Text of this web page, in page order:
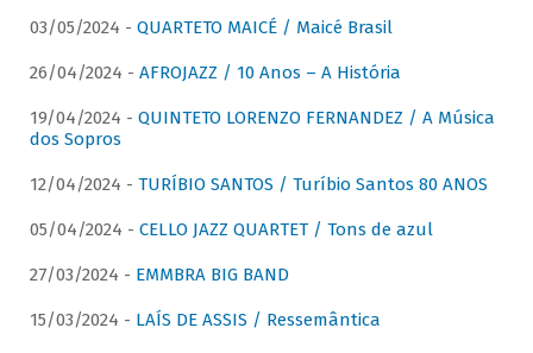
03/05/2024 - QUARTETO MAICÉ / Maicé Brasil
26/04/2024 - AFROJAZZ / 10 Anos – A História
19/04/2024 - QUINTETO LORENZO FERNANDEZ / A Música
dos Sopros
12/04/2024 - TURÍBIO SANTOS / Turíbio Santos 80 ANOS
05/04/2024 - CELLO JAZZ QUARTET / Tons de azul
27/03/2024 - EMMBRA BIG BAND
15/03/2024 - LAÍS DE ASSIS / Ressemântica